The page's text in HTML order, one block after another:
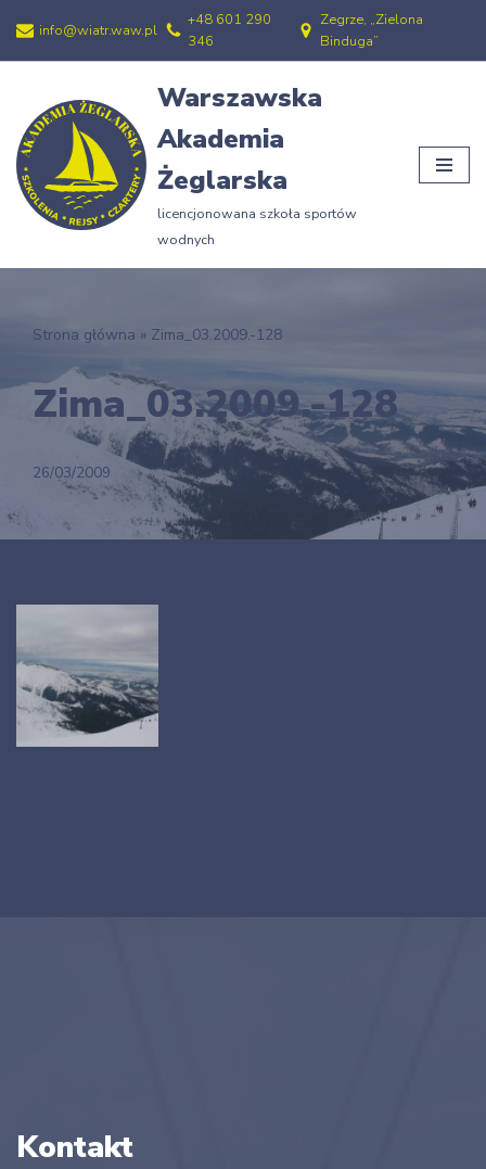
Przejdź
treści
info@wiatr.waw.pl
+48 601 290
346
Zegrze, „Zielona
Binduga”
Warszawska
Akademia
Żeglarska
licencjonowana szkoła sportów
wodnych
Strona główna » Zima_03.2009.-128
Zima_03.2009.-128
26/03/2009
Kontakt